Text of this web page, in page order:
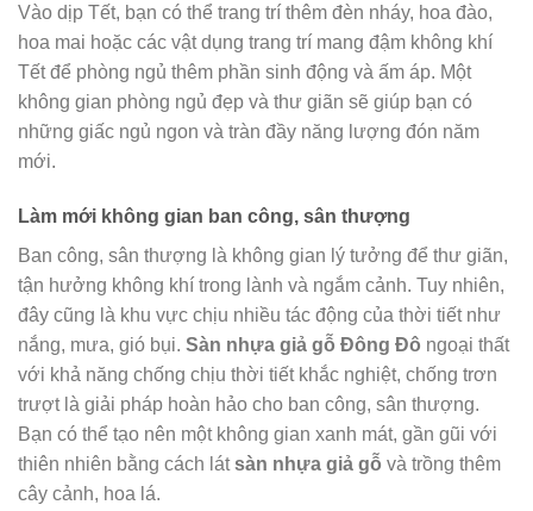
Vào dịp Tết, bạn có thể trang trí thêm đèn nháy, hoa đào,
hoa mai hoặc các vật dụng trang trí mang đậm không khí
Tết để phòng ngủ thêm phần sinh động và ấm áp. Một
không gian phòng ngủ đẹp và thư giãn sẽ giúp bạn có
những giấc ngủ ngon và tràn đầy năng lượng đón năm
mới.
Làm mới không gian ban công, sân thượng
Ban công, sân thượng là không gian lý tưởng để thư giãn,
tận hưởng không khí trong lành và ngắm cảnh. Tuy nhiên,
đây cũng là khu vực chịu nhiều tác động của thời tiết như
nắng, mưa, gió bụi. Sàn nhựa giả gỗ Đông Đô ngoại thất
với khả năng chống chịu thời tiết khắc nghiệt, chống trơn
trượt là giải pháp hoàn hảo cho ban công, sân thượng.
Bạn có thể tạo nên một không gian xanh mát, gần gũi với
thiên nhiên bằng cách látsàn nhựa giả gỗ và trồng thêm
cây cảnh, hoa lá.